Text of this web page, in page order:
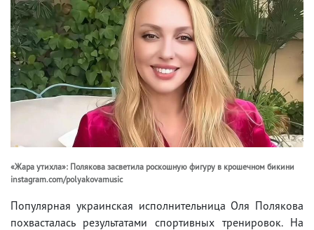
«Жара утихла»: Полякова засветила роскошную фигуру в крошечном бикини
instagram.com/polyakovamusic
Популярная украинская исполнительница Оля Полякова
похвасталась результатами спортивных тренировок. На